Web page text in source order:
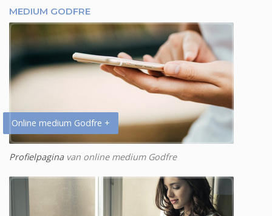
MEDIUM GODFRE
Online medium Godfre +
Profielpaginavan online medium Godfre